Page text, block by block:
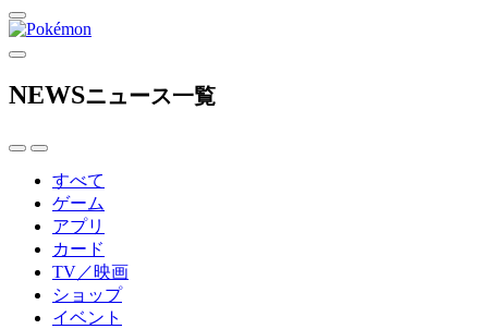
NEWSニュース一覧
すべて
ゲーム
アプリ
カード
TV／映画
ショップ
イベント